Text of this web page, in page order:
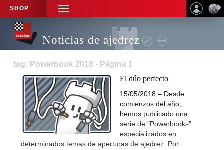
SHOP
TOGGLE
NAVIGATION
Noticias de ajedrez
tag: Powerbook 2018 - Página 1
El dúo perfecto
15/05/2018 – Desde
comienzos del año,
hemos publicado una
serie de "Powerbooks"
especializados en
determinados temas de aperturas de ajedrez. Por